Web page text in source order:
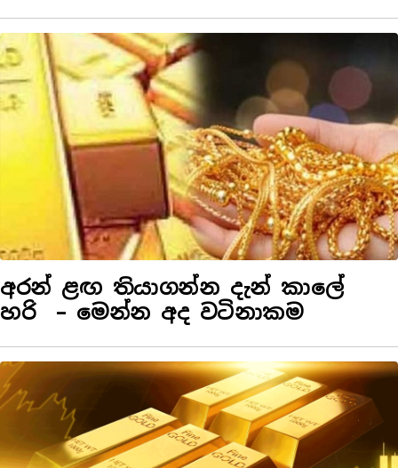
අරන් ළඟ තියාගන්න දැන් කාලේ
හරි – මෙන්න අද වටිනාකම